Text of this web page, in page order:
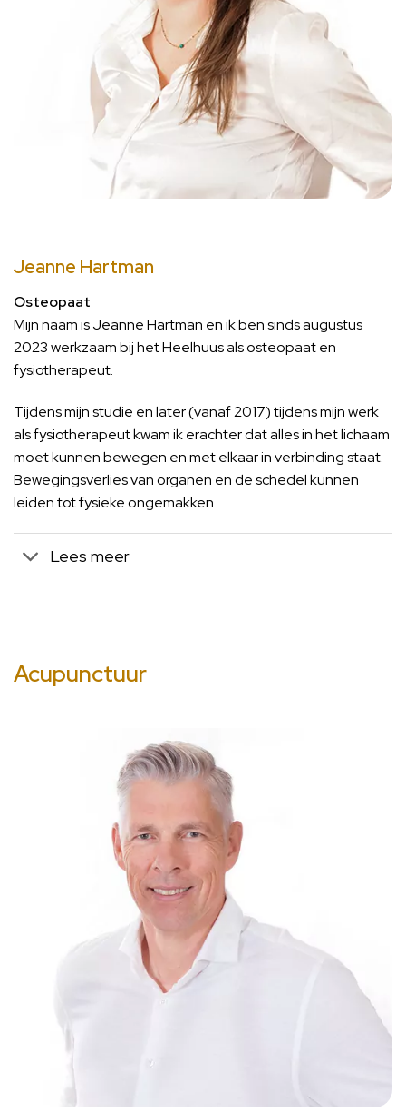
Jeanne Hartman
Osteopaat
Mijn naam is Jeanne Hartman en ik ben sinds augustus
2023 werkzaam bij het Heelhuus als osteopaat en
fysiotherapeut.
Tijdens mijn studie en later (vanaf 2017) tijdens mijn werk
als fysiotherapeut kwam ik erachter dat alles in het lichaam
moet kunnen bewegen en met elkaar in verbinding staat.
Bewegingsverlies van organen en de schedel kunnen
leiden tot fysieke ongemakken.
Lees meer
Acupunctuur